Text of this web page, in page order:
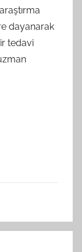
dayanarak
tedavi